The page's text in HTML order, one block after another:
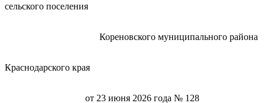
сельского поселения
Кореновского муниципального района
Краснодарского края
от 23 июня 2026 года № 128